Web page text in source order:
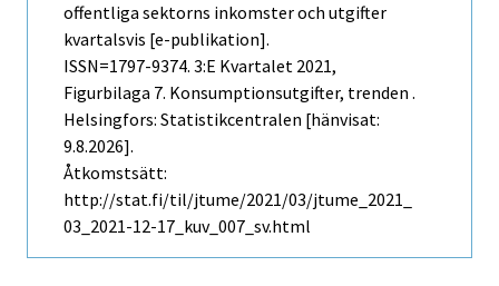
offentliga sektorns inkomster och utgifter
kvartalsvis [e-publikation].
ISSN=1797-9374. 3:e Kvartalet 2021,
Figurbilaga 7. Konsumptionsutgifter, trenden .
Helsingfors: Statistikcentralen [hänvisat:
9.8.2026].
Åtkomstsätt:
http://stat.fi/til/jtume/2021/03/jtume_2021_
03_2021-12-17_kuv_007_sv.html